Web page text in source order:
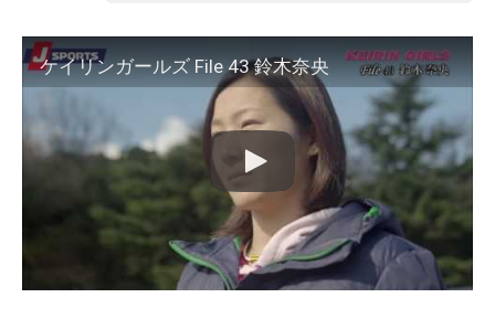
ケイリンガールズ File 43 鈴木奈央